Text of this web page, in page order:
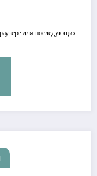
для последующих